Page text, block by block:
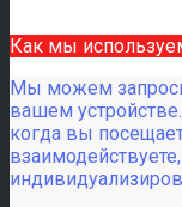
Как мы
Мы можем
вашем
когда вы